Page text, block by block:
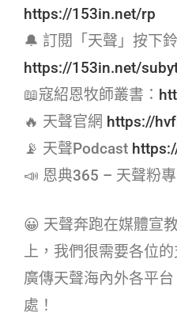
https://153in.net/rp
🔔 訂閱「天聲」按下
https://153in.net/
📖寇紹恩牧師叢書：
🔥 天聲官網 https://
📡 天聲Podcast
📣 恩典365 – 天聲粉專
😀 天聲奔跑在媒體宣
上，我們很需要各位
廣傳天聲海內外各平
處！